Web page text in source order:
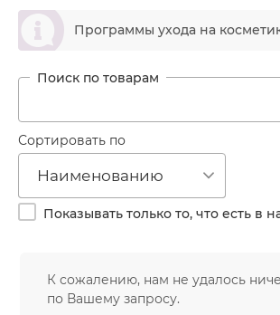
Мусс
Мыло
Набор косметики
Пудра
Шампунь
Против морщин
Увлажнение
следствии солнечного облучения и
воздействия окружающей среды.
При создании препаратов
классические и инновационные
ингредиенты, которые действуют на
ингредиентов с разным механизмом
повышает эффективность препаратов
более заметному отбеливанию.
Обратите внимание, что в линии
отличие от старой отбеливающей
Крем наносится один раз в день на
или на всю поверхность кожи, если
ဆ Программы ухода на
Сортировать по
Наименованию
Показывать только то, что есть в
К сожалению, нам не удалось
по Вашему запросу.